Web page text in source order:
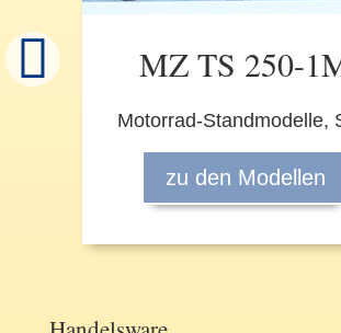
MZ TS 250-
Motorrad-Standmodelle,
zu den Modellen